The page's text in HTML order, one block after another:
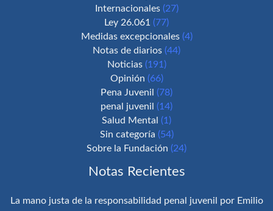
Internacionales(27)
Ley 26.061 (77)
Medidas excepcionales(4)
Notas de diarios (44)
Noticias(191)
Opinión (66)
Pena Juvenil (78)
penal juvenil (14)
Salud Mental (1)
Sin categoría (54)
Sobre la Fundación (24)
Notas Recientes
La mano justa de la responsabilidad penal juvenil por Emilio